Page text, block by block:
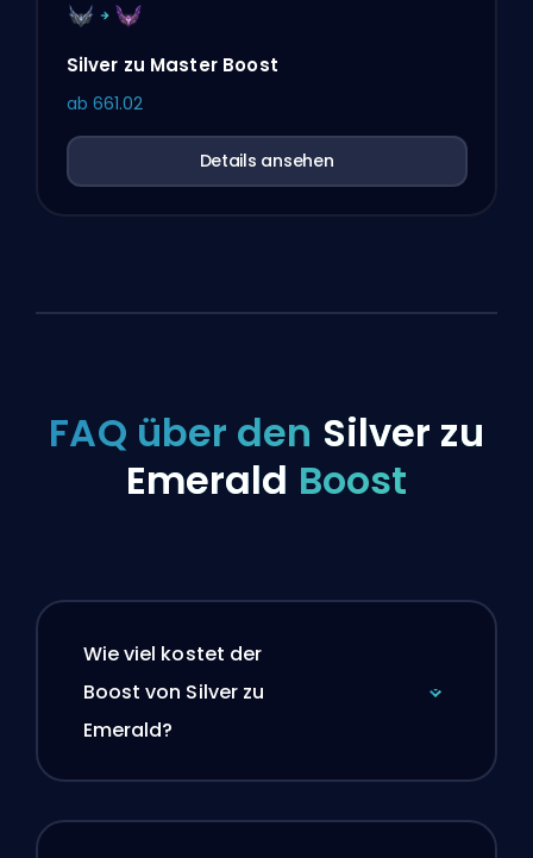
Silver zu Master Boost
ab 661.02
Details ansehen
FAQ über den Silver zu
Emerald Boost
Wie viel kostet der
Boost von Silver zu
Emerald?